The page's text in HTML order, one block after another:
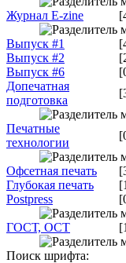
Журнал E-zine
Выпуск #1
Выпуск #2
Выпуск #6
Допечатная
подготовка
Печатные
технологии
Офсетная печать
Глубокая печать
Postpress
ГОСТ, ОСТ
Поиск шрифта: